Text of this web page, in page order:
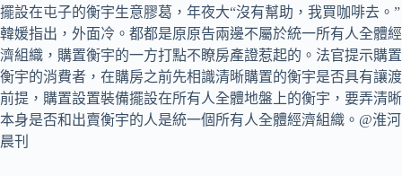
擺設在屯子的衡宇生意膠葛，年夜大“沒有幫助，我買咖啡去。”
韓媛指出，外面冷。都都是原原告兩邊不屬於統一所有人全體經
濟組織，購置衡宇的一方打點不瞭房產證惹起的。法官提示購置
衡宇的消費者，在購房之前先相識清晰購置的衡宇是否具有讓渡
前提，購置設置裝備擺設在所有人全體地盤上的衡宇，要弄清晰
本身是否和出賣衡宇的人是統一個所有人全體經濟組織。@淮河
晨刊